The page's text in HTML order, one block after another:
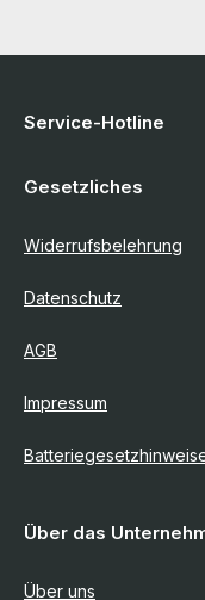
Service-Hotline
Gesetzliches
Widerrufsbelehrung
Datenschutz
AGB
Impressum
Über das
Über uns